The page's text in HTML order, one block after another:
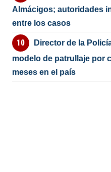
Almácigos; autoridades
entre los casos
Director de la
modelo de patrullaje por
meses en el país